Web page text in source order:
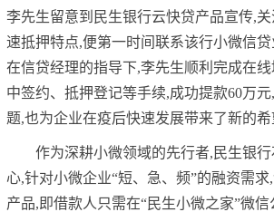
李先生留意到民生银行云快贷产品宣传,
速抵押特点,便第一时间联系该行小微信
在信贷经理的指导下,李先生顺利完成在
中签约、抵押登记等手续,成功提款60万
题,也为企业在疫后快速发展带来了新的希
作为深耕小微领域的先行者,民生银
心,针对小微企业“短、急、频”的融资需求
产品,即借款人只需在“民生小微之家”微